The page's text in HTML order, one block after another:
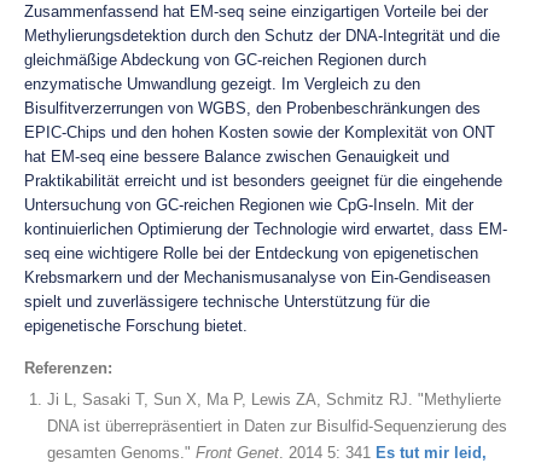
Zusammenfassend hat EM-seq seine einzigartigen Vorteile bei der
Methylierungsdetektion durch den Schutz der DNA-Integrität und die
gleichmäßige Abdeckung von GC-reichen Regionen durch
enzymatische Umwandlung gezeigt. Im Vergleich zu den
Bisulfitverzerrungen von WGBS, den Probenbeschränkungen des
EPIC-Chips und den hohen Kosten sowie der Komplexität von ONT
hat EM-seq eine bessere Balance zwischen Genauigkeit und
Praktikabilität erreicht und ist besonders geeignet für die eingehende
Untersuchung von GC-reichen Regionen wie CpG-Inseln. Mit der
kontinuierlichen Optimierung der Technologie wird erwartet, dass EM-
seq eine wichtigere Rolle bei der Entdeckung von epigenetischen
Krebsmarkern und der Mechanismusanalyse von Ein-Gendiseasen
spielt und zuverlässigere technische Unterstützung für die
epigenetische Forschung bietet.
Referenzen:
Ji L, Sasaki T, Sun X, Ma P, Lewis ZA, Schmitz RJ. "Methylierte
DNA ist überrepräsentiert in Daten zur Bisulfid-Sequenzierung des
gesamten Genoms." Front Genet. 2014 5: 341 Es tut mir leid,